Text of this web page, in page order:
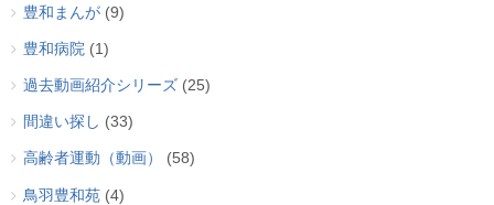
豊和まんが (9)
豊和病院 (1)
過去動画紹介シリーズ (25)
間違い探し (33)
高齢者運動（動画） (58)
鳥羽豊和苑 (4)